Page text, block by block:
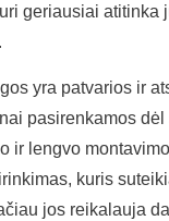
geriausiai atitinka
yra patvarios ir
pasirenkamos dėl
ir lengvo
kuris
jos reikalauja